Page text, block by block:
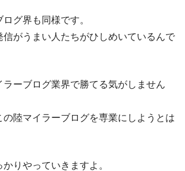
グ界も同様です。
信がうまい人たちがひしめいているんで
ラーブログ業界で勝てる気がしません
の陸マイラーブログを専業にしようとは
りやっていきますよ。